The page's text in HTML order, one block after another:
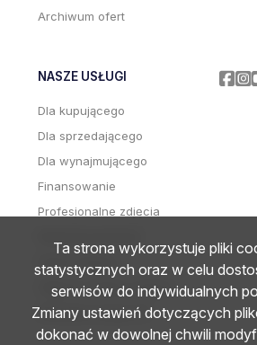
Archiwum ofert
NASZE USŁUGI
Dla kupującego
Dla sprzedającego
Dla wynajmującego
Finansowanie
Profesjonalne zdjęcia
Zdjęcia i wideo z drona
Wirtualne wizyty 3D
Ta strona wykorzystuje pliki
statystycznych oraz w celu
serwisów do indywidualnych
Zmiany ustawień dotyczących
dokonać w dowolnej chwili